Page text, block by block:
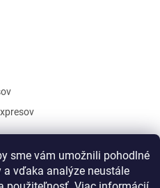
sme vám umožnili pohodlné
vďaka analýze neustále